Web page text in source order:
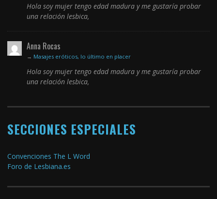
Hola soy mujer tengo edad madura y me gustaría probar
una relación lesbica,
Anna Rocas
→ Masajes eróticos, lo último en placer
Hola soy mujer tengo edad madura y me gustaría probar
una relación lesbica,
SECCIONES ESPECIALES
Convenciones The L Word
Foro de Lesbiana.es